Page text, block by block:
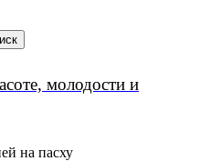
молодости и
на пасху